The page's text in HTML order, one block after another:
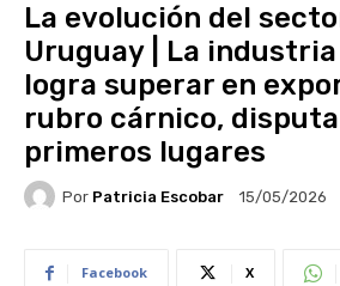
La evolución del
Uruguay | La
logra superar en
rubro cárnico,
primeros lugares
Por Patricia Escobar 15/05/2026
Facebook X